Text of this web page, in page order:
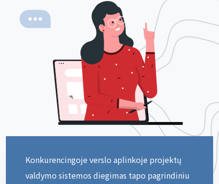
Konkurencingoje verslo aplinkoje projektų
valdymo sistemos diegimas tapo pagrindiniu